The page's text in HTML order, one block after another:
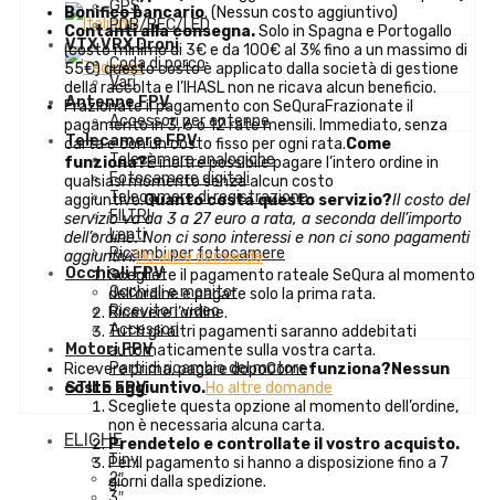
GPS
PDB/BEC/LED
VTX VRX Droni
Coda di porco
Vari
Antenne FPV
Accessori per antenne
Telecamere FPV
Telecamere analogiche
Fotocamere digitali
Telecamere di registrazione
FILTRI
Lenti
Ricambi per fotocamere
Occhiali FPV
Occhiali e monitor
Ricevitori video
Accessori
Motori FPV
Parti di ricambio del motore
STILE FPV
ELICHE
Tiny
2″
Bonifico bancario. (Nessun costo aggiuntivo)
Contanti alla consegna.Solo in Spagna e Portogallo
(costo minimo di 3€ e da 100€ al 3% fino a un massimo di
55€) questo costo è applicato dalla società di gestione
della raccolta e l’IHASL non ne ricava alcun beneficio.
Frazionate il pagamento con SeQuraFrazionate il
pagamento in 3, 6 o 12 rate mensili. Immediato, senza
carta e con un costo fisso per ogni rata.Come
funziona?È inoltre possibile pagare l’intero ordine in
qualsiasi momento senza alcun costo
aggiuntivo.Quanto costa questo servizio?Il costo del
servizio va da 3 a 27 euro a rata, a seconda dell’importo
dell’ordine. Non ci sono interessi e non ci sono pagamenti
aggiuntivi.Ho altre domande
Scegliete il pagamento rateale SeQura al momento
dell’ordine e pagate solo la prima rata.
Ricevere l’ordine.
Tutti gli altri pagamenti saranno addebitati
automaticamente sulla vostra carta.
Ricevere prima, pagare dopoComefunziona? Nessun
costo aggiuntivo.Ho altre domande
Scegliete questa opzione al momento dell’ordine,
non è necessaria alcuna carta.
Prendetelo e controllate il vostro acquisto.
Per il pagamento si hanno a disposizione fino a 7
giorni dalla spedizione.